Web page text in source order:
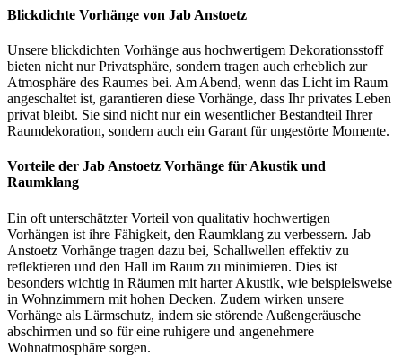
Blickdichte Vorhänge von Jab Anstoetz
Unsere blickdichten Vorhänge aus hochwertigem Dekorationsstoff
bieten nicht nur Privatsphäre, sondern tragen auch erheblich zur
Atmosphäre des Raumes bei. Am Abend, wenn das Licht im Raum
angeschaltet ist, garantieren diese Vorhänge, dass Ihr privates Leben
privat bleibt. Sie sind nicht nur ein wesentlicher Bestandteil Ihrer
Raumdekoration, sondern auch ein Garant für ungestörte Momente.
Vorteile der Jab Anstoetz Vorhänge für Akustik und
Raumklang
Ein oft unterschätzter Vorteil von qualitativ hochwertigen
Vorhängen ist ihre Fähigkeit, den Raumklang zu verbessern. Jab
Anstoetz Vorhänge tragen dazu bei, Schallwellen effektiv zu
reflektieren und den Hall im Raum zu minimieren. Dies ist
besonders wichtig in Räumen mit harter Akustik, wie beispielsweise
in Wohnzimmern mit hohen Decken. Zudem wirken unsere
Vorhänge als Lärmschutz, indem sie störende Außengeräusche
abschirmen und so für eine ruhigere und angenehmere
Wohnatmosphäre sorgen.